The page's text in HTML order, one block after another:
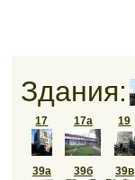
Здания:
17 17а 19
39а 39б 39в